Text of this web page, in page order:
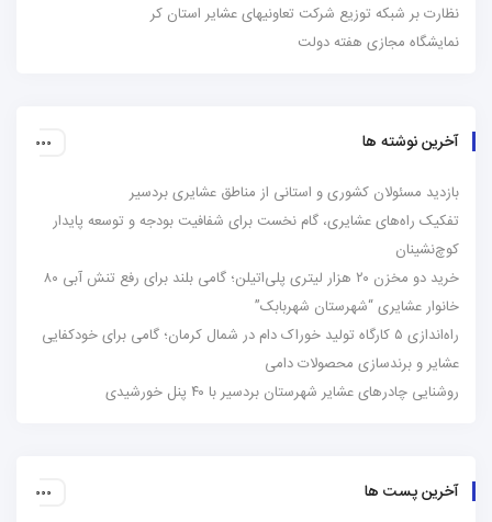
نظارت بر شبکه توزیع شرکت تعاونیهای عشایر استان کر
نمایشگاه مجازی هفته دولت
آخرین نوشته ها
بازدید مسئولان کشوری و استانی از مناطق عشایری بردسیر
تفکیک راه‌های عشایری، گام نخست برای شفافیت بودجه و توسعه پایدار
کوچ‌نشینان
خرید دو مخزن ۲۰ هزار لیتری پلی‌اتیلن؛ گامی بلند برای رفع تنش آبی ۸۰
خانوار عشایری “شهرستان شهربابک”
راه‌اندازی ۵ کارگاه تولید خوراک دام در شمال کرمان؛ گامی برای خودکفایی
عشایر و برندسازی محصولات دامی
روشنایی چادرهای عشایر شهرستان بردسیر با ۴۰ پنل خورشیدی
آخرین پست ها